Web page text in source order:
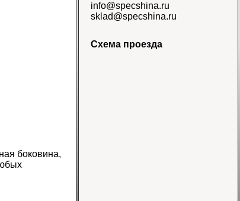
боковина,
Шина 18.4-26 12PR
info@specshina.ru
sklad@specshina.ru
Схема проезда